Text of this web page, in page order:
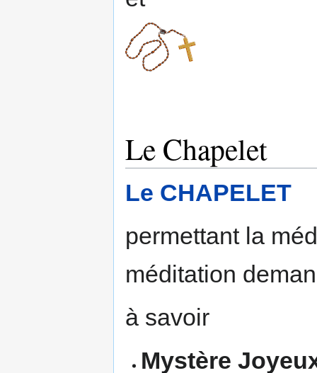
Le Chapelet
Le CHAPELET
permettant la
méditation
à savoir
Mystère